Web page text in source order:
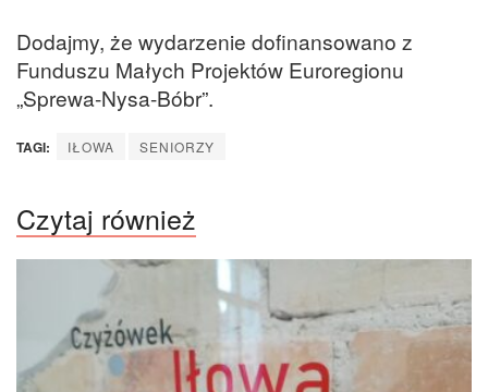
Dodajmy, że wydarzenie dofinansowano z
Funduszu Małych Projektów Euroregionu
„Sprewa-Nysa-Bóbr”.
TAGI: IŁOWA SENIORZY
Czytaj również